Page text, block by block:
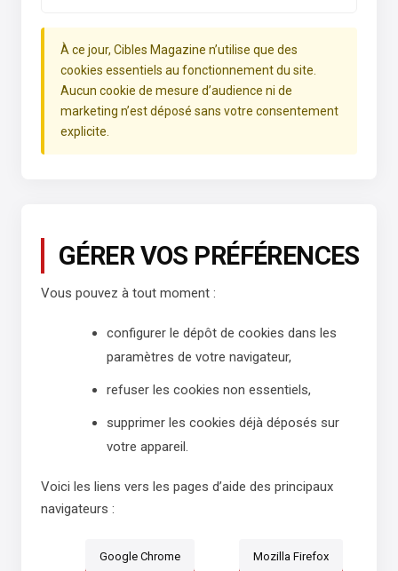
À ce jour, Cibles Magazine n’utilise que des
cookies essentiels au fonctionnement du site.
Aucun cookie de mesure d’audience ni de
marketing n’est déposé sans votre consentement
explicite.
GÉRER VOS PRÉFÉRENCES
Vous pouvez à tout moment :
configurer le dépôt de cookies dans les
paramètres de votre navigateur,
refuser les cookies non essentiels,
supprimer les cookies déjà déposés sur
votre appareil.
Voici les liens vers les pages d’aide des principaux
navigateurs :
Google Chrome Mozilla Firefox